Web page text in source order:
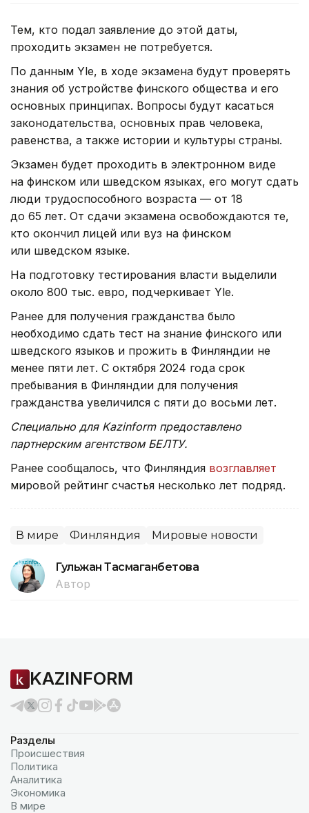
Тем, кто подал заявление до этой даты,
проходить экзамен не потребуется.
По данным Yle, в ходе экзамена будут проверять
знания об устройстве финского общества и его
основных принципах. Вопросы будут касаться
законодательства, основных прав человека,
равенства, а также истории и культуры страны.
Экзамен будет проходить в электронном виде
на финском или шведском языках, его могут сдать
люди трудоспособного возраста — от 18
до 65 лет. От сдачи экзамена освобождаются те,
кто окончил лицей или вуз на финском
или шведском языке.
На подготовку тестирования власти выделили
около 800 тыс. евро, подчеркивает Yle.
Ранее для получения гражданства было
необходимо сдать тест на знание финского или
шведского языков и прожить в Финляндии не
менее пяти лет. С октября 2024 года срок
пребывания в Финляндии для получения
гражданства увеличился с пяти до восьми лет.
Специально для Kazinform предоставлено
партнерским агентством БЕЛТУ.
Ранее сообщалось, что Финляндия возглавляет
мировой рейтинг счастья несколько лет подряд.
В мире Финляндия Мировые новости
Гульжан Тасмаганбетова
Автор
KAZINFORM
Разделы
Происшествия
Политика
Аналитика
Экономика
В мире